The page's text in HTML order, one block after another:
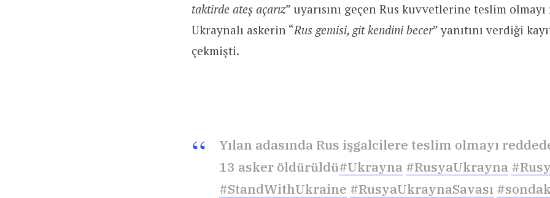
taktirde ateş açarız” uyarısını geçen Rus kuvvetlerine teslim
Ukraynalı askerin “Rus gemisi, git kendini becer” yanıtını verdiği
çekmişti.
Yılan adasında Rus işgalcilere teslim olmayı
13 asker öldürüldü#Ukrayna #RusyaUkrayna
#StandWithUkraine #RusyaUkraynaSavası